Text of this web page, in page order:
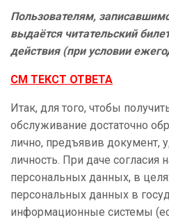
Пользователям,
выдаётся читательский
действия (при условии
СМ ТЕКСТ ОТВЕТА
Итак, для того, чтобы
обслуживание достаточно
лично, предъявив документ,
личность. При даче согласия
персональных данных, в
персональных данных в
информационные системы